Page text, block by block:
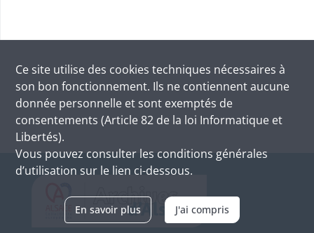
Ce site utilise des cookies techniques nécessaires à
son bon fonctionnement. Ils ne contiennent aucune
donnée personnelle et sont exemptés de
consentements (Article 82 de la loi Informatique et
Libertés).
Vous pouvez consulter les conditions générales
d’utilisation sur le lien ci-dessous.
En savoir plus J'ai compris